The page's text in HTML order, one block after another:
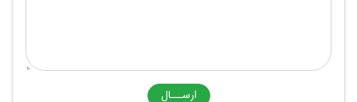
ارســـال